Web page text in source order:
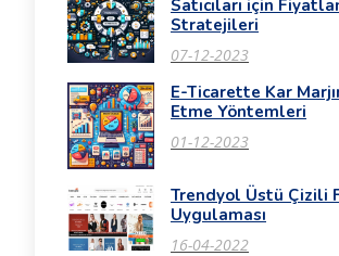
Satıcıları için
Stratejileri
07-12-2023
E-Ticarette Kar
Etme Yöntemleri
01-12-2023
Trendyol Üstü Çizili
Uygulaması
16-04-2022